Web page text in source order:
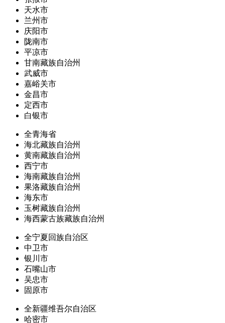
天水市
兰州市
庆阳市
陇南市
平凉市
甘南藏族自治州
武威市
嘉峪关市
金昌市
定西市
白银市
全青海省
海北藏族自治州
黄南藏族自治州
西宁市
海南藏族自治州
果洛藏族自治州
海东市
玉树藏族自治州
海西蒙古族藏族自治州
全宁夏回族自治区
中卫市
银川市
石嘴山市
吴忠市
固原市
全新疆维吾尔自治区
哈密市